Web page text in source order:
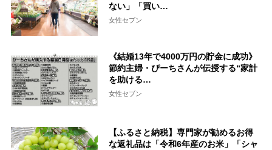
ない」「買い…
女性セブン
《結婚13年で4000万円の貯金に成功》
節約主婦・ぴーちさんが伝授する“家計
を助ける…
女性セブン
【ふるさと納税】専門家が勧めるお得
な返礼品は「令和6年産のお米」「シャ